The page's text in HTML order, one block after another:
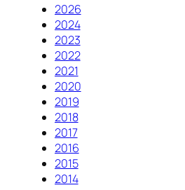
2026
2024
2023
2022
2021
2020
2019
2018
2017
2016
2015
2014